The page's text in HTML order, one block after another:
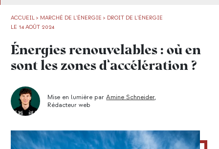
ACCUEIL > MARCHÉ DE L'ÉNERGIE > DROIT DE L'ÉNERGIE
LE 14 AOÛT 2024
Énergies renouvelables : où en
sont les zones d’accélération ?
Mise en lumière parAmine Schneider,
Rédacteur web